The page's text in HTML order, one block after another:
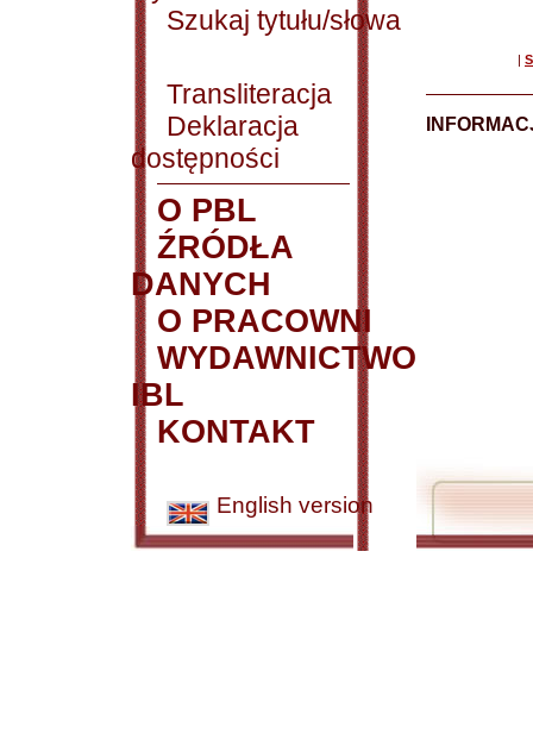
Szukaj tytułu/słowa
Transliteracja
Deklaracja
dostępności
O PBL
ŹRÓDŁA
DANYCH
O PRACOWNI
WYDAWNICTWO
IBL
KONTAKT
English version
|